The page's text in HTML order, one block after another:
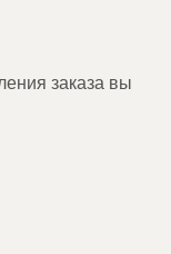
заказа вы